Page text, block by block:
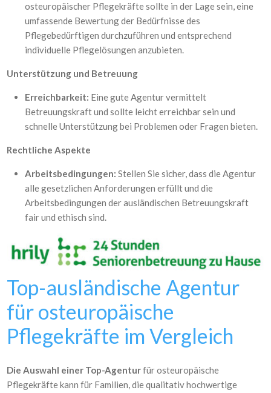
osteuropäischer Pflegekräfte sollte in der Lage sein, eine
umfassende Bewertung der Bedürfnisse des
Pflegebedürftigen durchzuführen und entsprechend
individuelle Pflegelösungen anzubieten.
Unterstützung und Betreuung
Erreichbarkeit: Eine gute Agentur vermittelt
Betreuungskraft und sollte leicht erreichbar sein und
schnelle Unterstützung bei Problemen oder Fragen bieten.
Rechtliche Aspekte
Arbeitsbedingungen: Stellen Sie sicher, dass die Agentur
alle gesetzlichen Anforderungen erfüllt und die
Arbeitsbedingungen der ausländischen Betreuungskraft
fair und ethisch sind.
Top-ausländische Agentur
für osteuropäische
Pflegekräfte im Vergleich
Die Auswahl einer Top-Agenturfür osteuropäische
Pflegekräfte kann für Familien, die qualitativ hochwertige